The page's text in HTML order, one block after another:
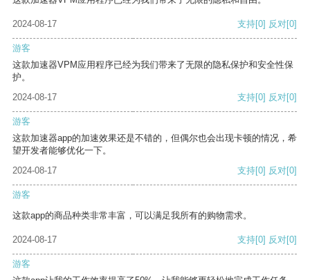
2024-08-17 支持[0] 反对[0]
游客
这款加速器VPM应用程序已经为我们带来了无限的隐私保护和安全性保
护。
2024-08-17
支持[0] 反对[0]
游客
这款加速器app的加速效果还是不错的，但偶尔也会出现卡顿的情况，希
望开发者能够优化一下。
2024-08-17
支持[0] 反对[0]
游客
这款app的商品种类非常丰富，可以满足我所有的购物需求。
2024-08-17 支持[0] 反对[0]
游客